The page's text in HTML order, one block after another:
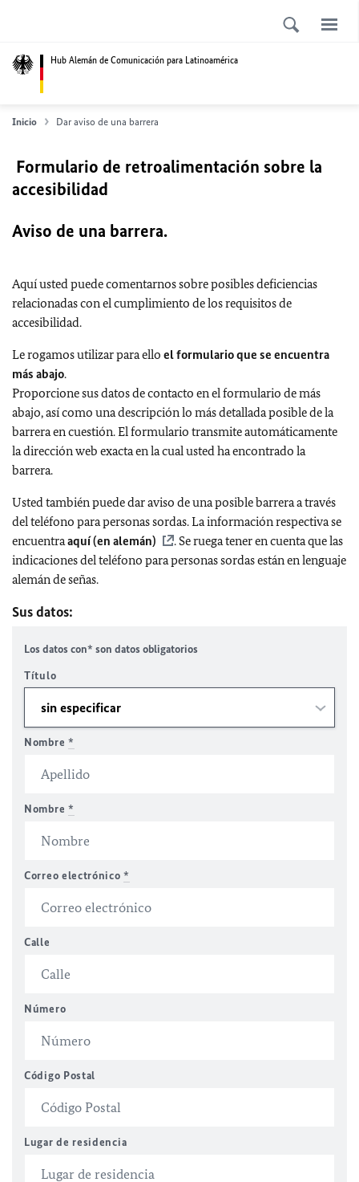
Hub Alemán de Comunicación para Latinoamérica
Inicio Dar aviso de una barrera
Formulario de retroalimentación sobre la
accesibilidad
Aviso de una barrera.
Aquí usted puede comentarnos sobre posibles deficiencias
relacionadas con el cumplimiento de los requisitos de
accesibilidad.
Le rogamos utilizar para ello el formulario que se encuentra
más abajo.
Proporcione sus datos de contacto en el formulario de más
abajo, así como una descripción lo más detallada posible de la
barrera en cuestión. El formulario transmite automáticamente
la dirección web exacta en la cual usted ha encontrado la
barrera.
Usted también puede dar aviso de una posible barrera a través
del teléfono para personas sordas. La información respectiva se
encuentraaquí (en alemán)
. Se ruega tener en cuenta que las
indicaciones del teléfono para personas sordas están en lenguaje
alemán de señas.
Sus datos:
Los datos con* son datos obligatorios
Título
Nombre *
Nombre *
Correo electrónico*
Calle
Número
Código Postal
Lugar de residencia